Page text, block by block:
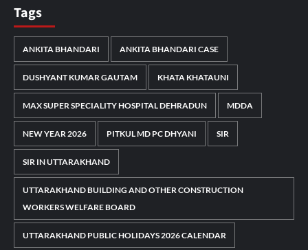
Tags
ANKITA BHANDARI ANKITA BHANDARI CASE
DUSHYANT KUMAR GAUTAM KHATA KHATAUNI
MAX SUPER SPECIALITY HOSPITAL DEHRADUN MDDA
NEW YEAR 2026 PITKUL MD PC DHYANI SIR
SIR IN UTTARAKHAND
UTTARAKHAND BUILDING AND OTHER CONSTRUCTION
WORKERS WELFARE BOARD
UTTARAKHAND PUBLIC HOLIDAYS 2026 CALENDAR